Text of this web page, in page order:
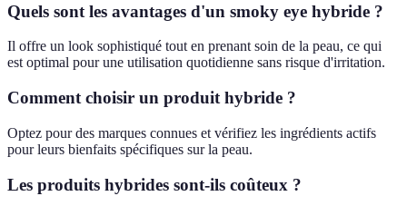
Quels sont les avantages d'un smoky eye hybride ?
Il offre un look sophistiqué tout en prenant soin de la peau, ce qui
est optimal pour une utilisation quotidienne sans risque d'irritation.
Comment choisir un produit hybride ?
Optez pour des marques connues et vérifiez les ingrédients actifs
pour leurs bienfaits spécifiques sur la peau.
Les produits hybrides sont-ils coûteux ?